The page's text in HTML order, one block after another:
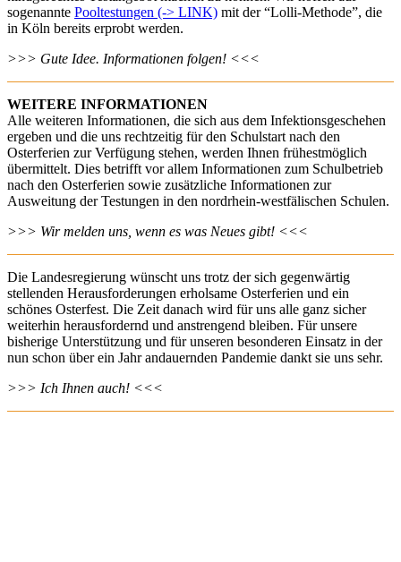
sogenannte Pooltestungen (-> LINK) mit der “Lolli-Methode”, die
in Köln bereits erprobt werden.
>>> Gute Idee. Informationen folgen! <<<
WEITERE INFORMATIONEN
Alle weiteren Informationen, die sich aus dem Infektionsgeschehen
ergeben und die uns rechtzeitig für den Schulstart nach den
Osterferien zur Verfügung stehen, werden Ihnen frühestmöglich
übermittelt. Dies betrifft vor allem Informationen zum Schulbetrieb
nach den Osterferien sowie zusätzliche Informationen zur
Ausweitung der Testungen in den nordrhein-westfälischen Schulen.
>>> Wir melden uns, wenn es was Neues gibt! <<<
Die Landesregierung wünscht uns trotz der sich gegenwärtig
stellenden Herausforderungen erholsame Osterferien und ein
schönes Osterfest. Die Zeit danach wird für uns alle ganz sicher
weiterhin herausfordernd und anstrengend bleiben. Für unsere
bisherige Unterstützung und für unseren besonderen Einsatz in der
nun schon über ein Jahr andauernden Pandemie dankt sie uns sehr.
>>> Ich Ihnen auch! <<<